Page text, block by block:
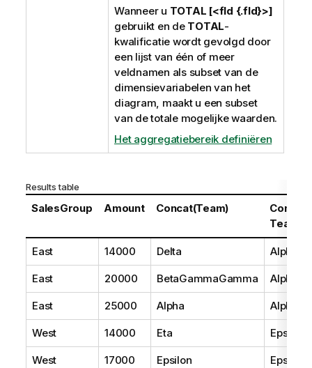
Wanneer u TOTAL [<fld {.fld}>]
gebruikt en de TOTAL-
kwalificatie wordt gevolgd door
een lijst van één of meer
veldnamen als subset van de
dimensievariabelen van het
diagram, maakt u een subset
van de totale mogelijke waarden.
Het aggregatiebereik definiëren
Results table
SalesGroup Amount Concat(Team)
Team)
East 14000 Delta
East 20000 BetaGammaGamma
East 25000 Alpha
West 14000 Eta
West 17000 Epsilon